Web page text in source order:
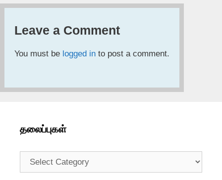
Leave a Comment
You must be logged in to post a comment.
தலைப்புகள்
தலைப்புகள்